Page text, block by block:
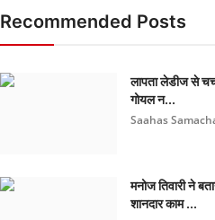
Recommended Posts
लापता लेडीज से
गोयल न...
Saahas
मनोज तिवारी ने
शानदार काम ...